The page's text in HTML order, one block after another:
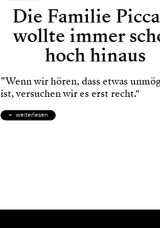
Die Familie
wollte immer
hoch hinaus
”Wenn wir hören, dass etwas
ist, versuchen wir es erst recht.“
weiterlesen